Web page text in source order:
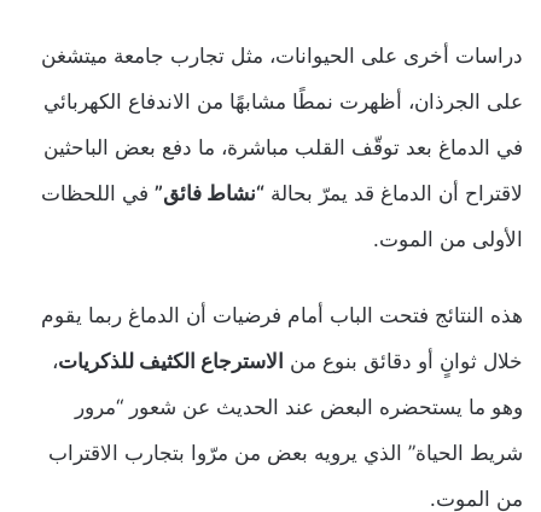
دراسات أخرى على الحيوانات، مثل تجارب جامعة ميتشغن
على الجرذان، أظهرت نمطًا مشابهًا من الاندفاع الكهربائي
في الدماغ بعد توقّف القلب مباشرة، ما دفع بعض الباحثين
لاقتراح أن الدماغ قد يمرّ بحالة “نشاط فائق” في اللحظات
الأولى من الموت.
هذه النتائج فتحت الباب أمام فرضيات أن الدماغ ربما يقوم
خلال ثوانٍ أو دقائق بنوع من الاسترجاع الكثيف للذكريات،
وهو ما يستحضره البعض عند الحديث عن شعور “مرور
شريط الحياة” الذي يرويه بعض من مرّوا بتجارب الاقتراب
من الموت.